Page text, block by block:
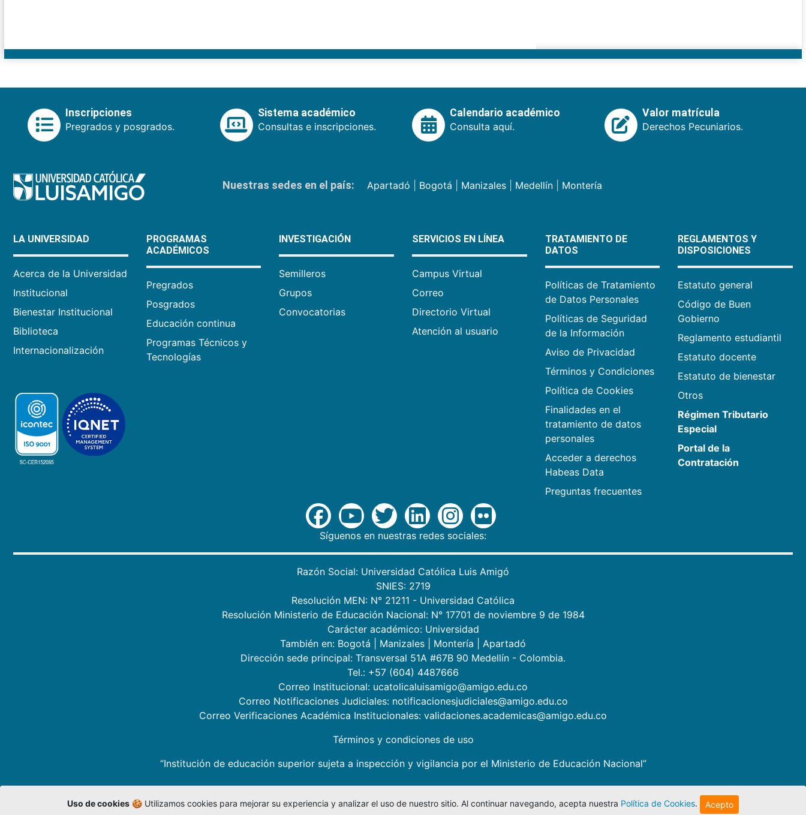
Inscripciones
Pregrados y posgrados.
Sistema académico
Consultas e inscripciones.
Calendario académico
Consulta aquí.
Valor matrícula
Derechos Pecuniarios.
Nuestras sedes en el país: Apartadó Bogotá Manizales| Medellín| Montería
LA UNIVERSIDAD
Acerca de la Universidad
Institucional
Bienestar Institucional
Biblioteca
Internacionalización
PROGRAMAS
ACADÉMICOS
Pregrados
Posgrados
Educación continua
Programas Técnicos y
Tecnologías
INVESTIGACIÓN
Semilleros
Grupos
Convocatorias
SERVICIOS EN LÍNEA
Campus Virtual
Correo
Directorio Virtual
Atención al usuario
TRATAMIENTO DE
DATOS
Políticas de Tratamiento
de Datos Personales
Políticas de Seguridad
de la Información
Aviso de Privacidad
Términos y Condiciones
Política de Cookies
Finalidades en el
tratamiento de datos
personales
Acceder a derechos
Habeas Data
Preguntas frecuentes
REGLAMENTOS Y
DISPOSICIONES
Estatuto general
Código de Buen
Gobierno
Reglamento estudiantil
Estatuto docente
Estatuto de bienestar
Otros
Régimen Tributario
Especial
Portal de la
Contratación
Síguenos en nuestras redes sociales:
Razón Social: Universidad Católica Luis Amigó
SNIES: 2719
Resolución MEN: N° 21211 - Universidad Católica
Resolución Ministerio de Educación Nacional: N° 17701 de noviembre 9 de 1984
Carácter académico: Universidad
También en: Bogotá Manizales Montería
Apartadó
Dirección sede principal: Transversal 51A #67B 90 Medellín - Colombia.
Tel.: +57 (604) 4487666
Correo Institucional: ucatolicaluisamigo@amigo.edu.co
Correo Notificaciones Judiciales: notificacionesjudiciales@amigo.edu.co
Correo Verificaciones Académica Institucionales: validaciones.academicas@amigo.edu.co
Términos y condiciones de uso
“Institución de educación superior sujeta a inspección y vigilancia por el Ministerio de Educación Nacional”
Uso de cookies 🍪 Utilizamos cookies para mejorar su experiencia y analizar el uso de nuestro sitio. Al continuar navegando, acepta nuestra Política de Cookies. Acepto